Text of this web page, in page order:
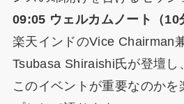
09:05 ウェルカムノート（10
楽天インドのVice Chairman
Tsubasa Shiraishi氏が登壇し
このイベントが重要なのかを